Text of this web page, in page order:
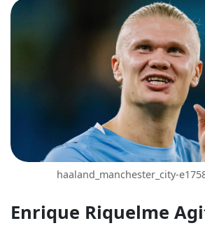
haaland_manchester_city-
Enrique Riquelme